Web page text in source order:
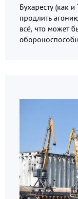
Бухаресту (как
продлить
всё, что может